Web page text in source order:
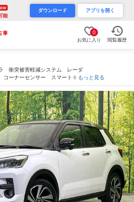
能
ダウンロード アプリを開く
0
お気に入り 閲覧履歴
衝突被害軽減システム レーダ
ーナーセンサー スマートキ
ＴＣ 純正１７インチアルミ オ
もっと見る